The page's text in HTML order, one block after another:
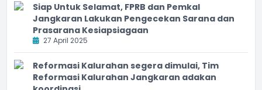
Siap Untuk Selamat, FPRB dan Pemkal
Jangkaran Lakukan Pengecekan Sarana dan
Prasarana Kesiapsiagaan
27 April 2025
Reformasi Kalurahan segera dimulai, Tim
Reformasi Kalurahan Jangkaran adakan